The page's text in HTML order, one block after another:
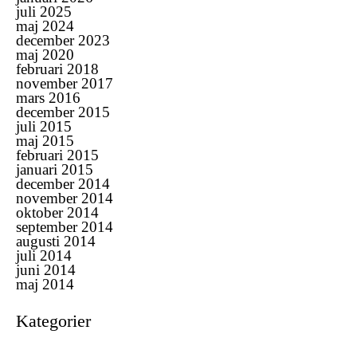
juli 2025
maj 2024
december 2023
maj 2020
februari 2018
november 2017
mars 2016
december 2015
juli 2015
maj 2015
februari 2015
januari 2015
december 2014
november 2014
oktober 2014
september 2014
augusti 2014
juli 2014
juni 2014
maj 2014
Kategorier